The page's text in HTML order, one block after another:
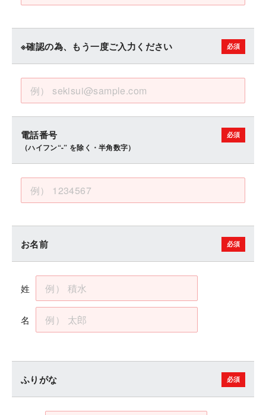
※確認の為、もう一度ご入力ください
電話番号
（ハイフン“-” を除く・半角数字）
お名前
姓
名
ふりがな